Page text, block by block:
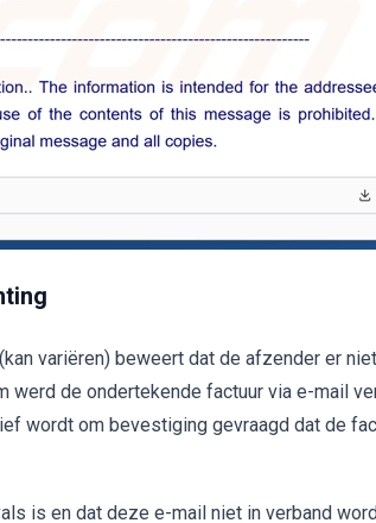
(kan variëren) beweert dat de afzender er
werd de ondertekende factuur via e-mail
wordt om bevestiging gevraagd dat de
is en dat deze e-mail niet in verband